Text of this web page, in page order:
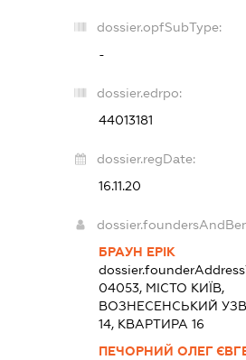
dossier.opfSubType:
-
dossier.edrpo:
44013181
dossier.regDate:
16.11.20
БРАУН ЕРІК
dossier.founderAddress
04053, МІСТО КИЇВ,
ВОЗНЕСЕНСЬКИЙ
14, КВАРТИРА 16
ПЕЧОРНИЙ ОЛЕГ